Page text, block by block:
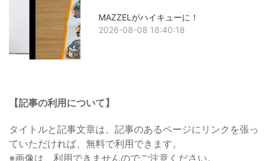
MAZZELがハイキューに！
2026-08-08 18:40:18
【記事の利用について】
タイトルと記事文章は、記事のあるページにリンクを張っ
ていただければ、無料で利用できます。
※画像は、利用できませんのでご注意ください。